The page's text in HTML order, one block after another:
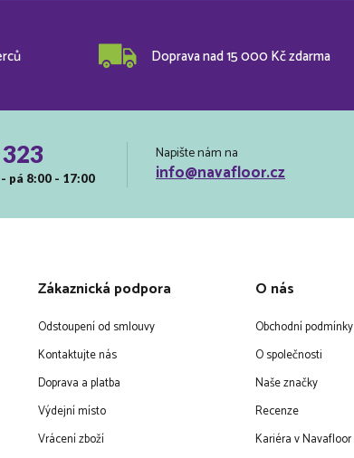
Doprava nad 15 000 Kč zdarma
pá 8:00 - 17:00
Napište nám na
info@navafloor.cz
Zákaznická podpora
Odstoupení od smlouvy
Kontaktujte nás
Doprava a platba
Výdejní místo
Vrácení zboží
O nás
Obchodní podmínky
O společnosti
Naše značky
Recenze
Kariéra v Navafloor